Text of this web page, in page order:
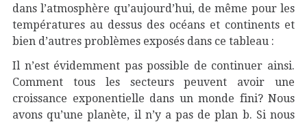
dans l’atmosphère qu’aujourd’hui, de même pour les
températures au dessus des océans et continents et
bien d’autres problèmes exposés dans ce tableau :
Il n’est évidemment pas possible de continuer ainsi.
Comment tous les secteurs peuvent avoir une
croissance exponentielle dans un monde fini? Nous
avons qu’une planète, il n’y a pas de plan b. Si nous